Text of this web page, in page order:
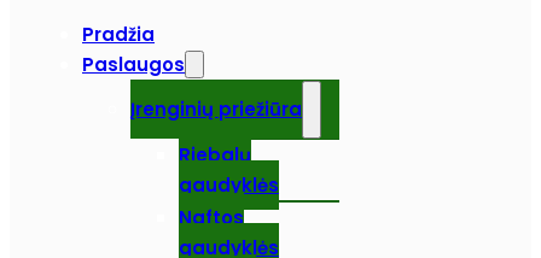
Pradžia
Paslaugos
Įrenginių priežiūra
Riebalų
gaudyklės
Naftos
gaudyklės